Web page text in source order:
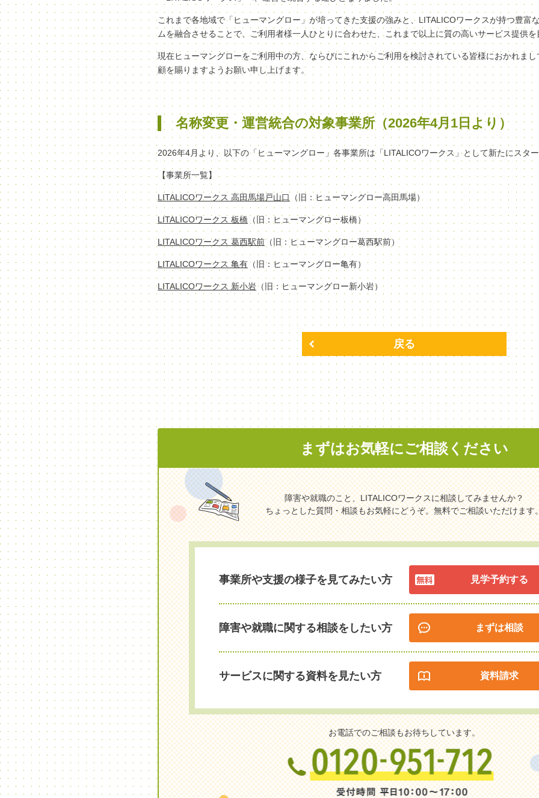
これまで各地域で「ヒューマングロー」が培ってきた支援の強みと、LITALICOワークスが持つ豊富
ムを融合させることで、ご利用者様一人ひとりに合わせた、これまで以上に質の高いサービス提供
現在ヒューマングローをご利用中の方、ならびにこれからご利用を検討されている皆様におかれま
顧を賜りますようお願い申し上げます。
名称変更・運営統合の対象事業所（2026年4月1日より）
2026年4月より、以下の「ヒューマングロー」各事業所は「LITALICOワークス」として新たにスタ
【事業所一覧】
LITALICOワークス 高田馬場戸山口 （旧：ヒューマングロー高田馬場）
LITALICOワークス 板橋 （旧：ヒューマングロー板橋）
LITALICOワークス 葛西駅前（旧：ヒューマングロー葛西駅前）
LITALICOワークス 亀有 （旧：ヒューマングロー亀有）
LITALICOワークス 新小岩（旧：ヒューマングロー新小岩）
戻る
まずはお気軽にご相談ください
障害や就職のこと、LITALICOワークスに相談してみませんか？
ちょっとした質問・相談もお気軽にどうぞ。無料でご相談いただけます
事業所や支援の様子を見てみたい方 見学予約する
障害や就職に関する相談をしたい方 まずは相談
サービスに関する資料を見たい方 資料請求
お電話でのご相談もお待ちしています。